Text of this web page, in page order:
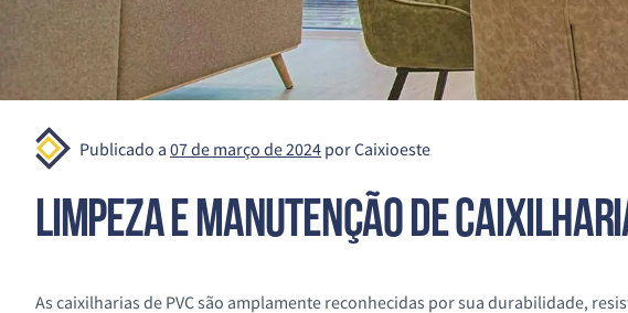
Publicado a 07 de março de 2024 por Caixioeste
LIMPEZA E MANUTENÇÃO DE
As caixilharias de PVC são amplamente reconhecidas por sua durabilidade,